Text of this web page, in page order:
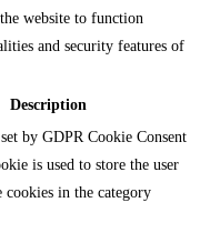
website to function
and security features of
Description
by GDPR Cookie Consent
is used to store the user
cookies in the category